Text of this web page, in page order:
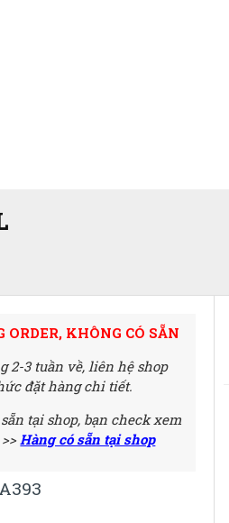
ORDER, KHÔNG CÓ SẴN
2-3 tuần về,liên hệ shop
đặt hàng chi tiết.
tại shop, bạn check xem
Hàng có sẵn tại shop